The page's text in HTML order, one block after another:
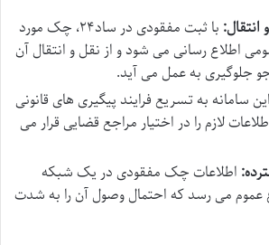
با ثبت مفقودی در ساد۲۴، چک مورد
اطلاع رسانی می شود و از نقل و انتقال آن
جلوگیری به عمل می آید.
این سامانه به تسریع فرایند پیگیری های قانونی
لازم را در اختیار مراجع قضایی قرار می
اطلاعات چک مفقودی در یک شبکه
عموم می رسد که احتمال وصول آن را به شدت